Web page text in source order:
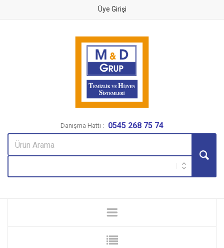
Üye Girişi
Danışma Hattı : 0545 268 75 74